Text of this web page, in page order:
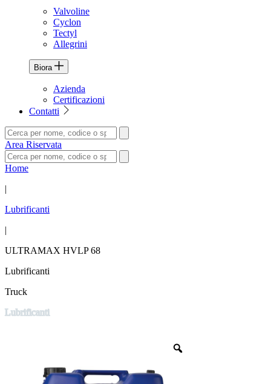
Valvoline
Cyclon
Tectyl
Allegrini
Biora
Azienda
Certificazioni
Contatti
Area Riservata
Home
|
Lubrificanti
|
ULTRAMAX HVLP 68
Lubrificanti
Truck
Lubrificanti